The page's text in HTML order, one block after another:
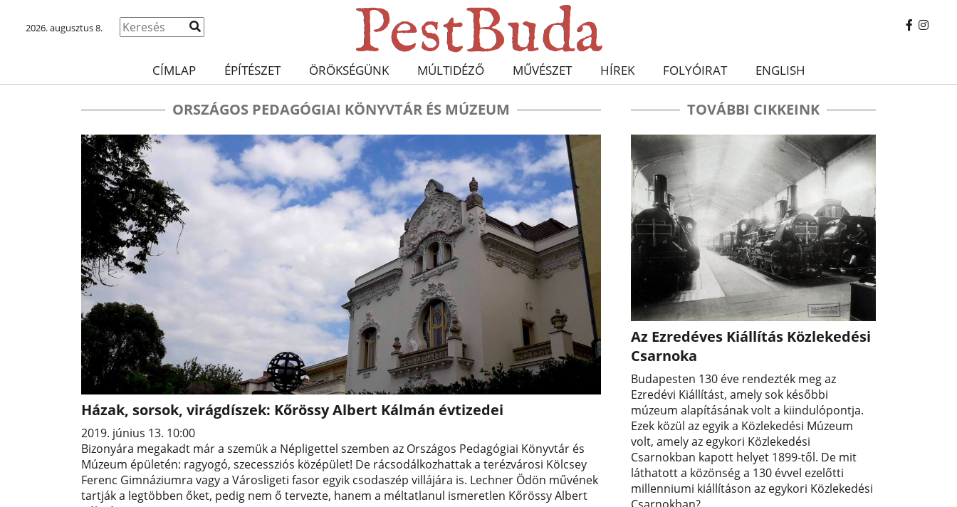
2026. augusztus 8.
CÍMLAP ÉPÍTÉSZET ÖRÖKSÉGÜNK MÚLTIDÉZŐ MŰVÉSZET HÍREK FOLYÓIRAT ENGLISH
ORSZÁGOS PEDAGÓGIAI KÖNYVTÁR ÉS MÚZEUM
Házak, sorsok, virágdíszek: Kőrössy Albert Kálmán évtizedei
2019. június 13. 10:00
Bizonyára megakadt már a szemük a Népligettel szemben az Országos Pedagógiai Könyvtár és
Múzeum épületén: ragyogó, szecessziós középület! De rácsodálkozhattak a terézvárosi Kölcsey
Ferenc Gimnáziumra vagy a Városligeti fasor egyik csodaszép villájára is. Lechner Ödön művének
tartják a legtöbben őket, pedig nem ő tervezte, hanem a méltatlanul ismeretlen Kőrössy Albert
TOVÁBBI CIKKEINK
Az Ezredéves Kiállítás Közlekedési
Csarnoka
Budapesten 130 éve rendezték meg az
Ezredévi Kiállítást, amely sok későbbi
múzeum alapításának volt a kiindulópontja.
Ezek közül az egyik a Közlekedési Múzeum
volt, amely az egykori Közlekedési
Csarnokban kapott helyet 1899-től. De mit
láthatott a közönség a 130 évvel ezelőtti
millenniumi kiállításon az egykori Közlekedési